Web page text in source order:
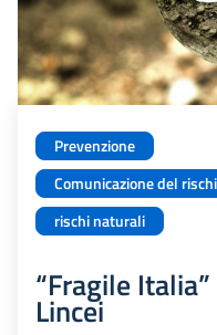
Prevenzione
Comunicazione del
rischi naturali
“Fragile
Lincei